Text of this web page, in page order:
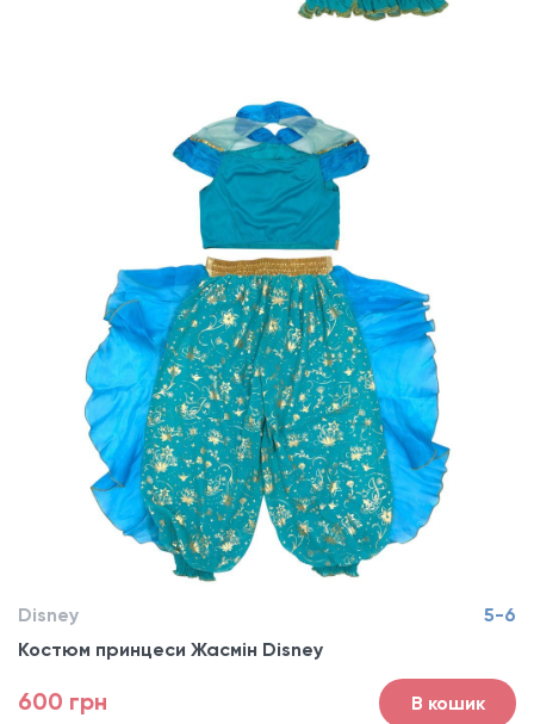
Disney
5-6
Костюм принцеси Жасмiн Disney
600 грн В кошик